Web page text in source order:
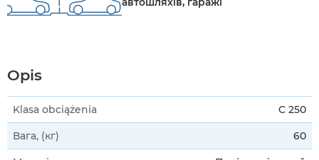
Opis
Klasa obciążenia C 250
Вага, (кг) 60